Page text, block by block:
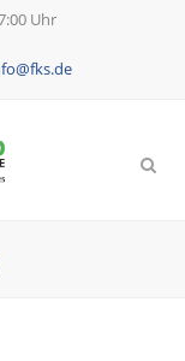
Uhr